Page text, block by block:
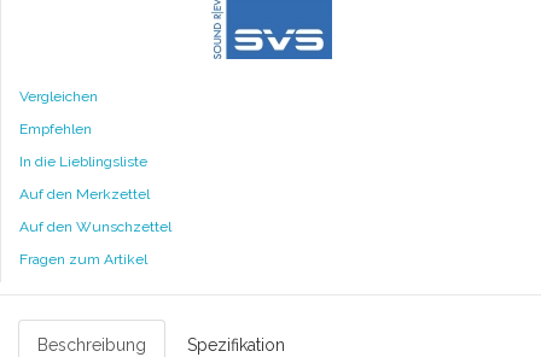
Vergleichen
Empfehlen
In die Lieblingsliste
Auf den Merkzettel
Auf den Wunschzettel
Fragen zum Artikel
Beschreibung Spezifikation